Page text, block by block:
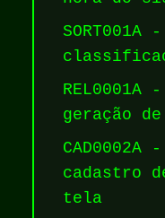
SORT001A
REL0001A
geração
CAD0002A
cadastro
tela